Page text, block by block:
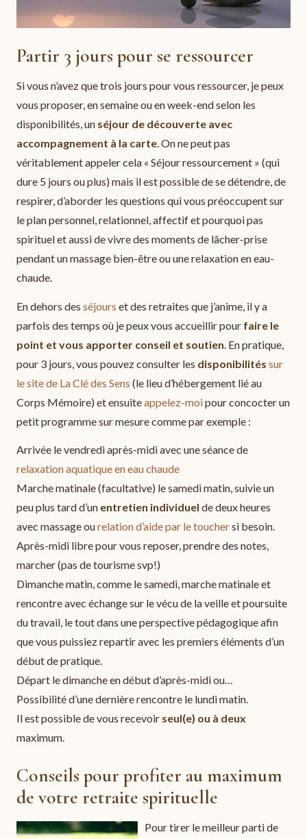
Partir 3 jours pour se ressourcer
Si vous n’avez que trois jours pour vous ressourcer, je peux
vous proposer, en semaine ou en week-end selon les
disponibilités, un séjour de découverte avec
accompagnement à la carte. On ne peut pas
véritablement appeler cela « Séjour ressourcement » (qui
dure 5 jours ou plus) mais il est possible de se détendre, de
respirer, d’aborder les questions qui vous préoccupent sur
le plan personnel, relationnel, affectif et pourquoi pas
spirituel et aussi de vivre des moments de lâcher-prise
pendant un massage bien-être ou une relaxation en eau-
chaude.
En dehors des séjours et des retraites que j’anime, il y a
parfois des temps où je peux vous accueillir pour faire le
point et vous apporter conseil et soutien . En pratique,
pour 3 jours, vous pouvez consulter les disponibilités sur
le site de La Clé des Sens (le lieu d’hébergement lié au
Corps Mémoire) et ensuiteappelez-moipour concocter un
petit programme sur mesure comme par exemple :
Arrivée le vendredi après-midi avec une séance de
relaxation aquatique en eau chaude
Marche matinale (facultative) le samedi matin, suivie un
peu plus tard d’un entretien individuel de deux heures
avec massage ourelation d’aide par le touchersi besoin.
Après-midi libre pour vous reposer, prendre des notes,
marcher (pas de tourisme svp!)
Dimanche matin, comme le samedi, marche matinale et
rencontre avec échange sur le vécu de la veille et poursuite
du travail, le tout dans une perspective pédagogique afin
que vous puissiez repartir avec les premiers éléments d’un
début de pratique.
Départ le dimanche en début d’après-midi ou…
Possibilité d’une dernière rencontre le lundi matin.
Il est possible de vous recevoir seul(e) ou à deux
maximum.
Conseils pour profiter au maximum
de votre retraite spirituelle
Pour tirer le meilleur parti de